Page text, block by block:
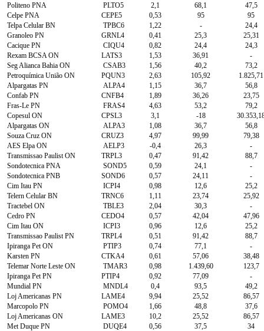
Politeno PNA
PLTO5 2,1 68,1
47,5
Celpe PNA
CEPE5 0,53 95
95
Telpa Celular BN
TPBC6 1,22 -
24,4
Granoleo PN
GRNL4 0,41 25,3
25,31
Cacique PN
CIQU4 0,82 24,4
24,3
Rexam BCSA ON
LATS3 1,53 36,91
-
Seg Alianca Bahia ON
CSAB3 1,56 40,2
73,2
Petroquímica União ON
PQUN3 2,63 105,92
1.825,71
Alpargatas PN
ALPA4 1,15 36,7
56,8
Confab PN
CNFB4 1,89 36,26
23,75
Fras-Le PN
FRAS4 4,63 53,2
79,2
Copesul ON
CPSL3 3,1 -18
Alpargatas ON
ALPA3 1,08 36,7
56,8
Souza Cruz ON
CRUZ3 4,97 99,99
79,38
AES Elpa ON
AELP3 -0,4 26,3
-
Transmissao Paulist ON
TRPL3 0,47 91,42
88,7
Sondotecnica PNA
SOND5 0,59 24,1
-
Sondotecnica PNB
SOND6 0,57 24,11
-
Cim Itau PN
ICPI4 0,98 12,6
25,2
Telern Celular BN
TRNC6 1,11 23,74
25,92
Tractebel ON
TBLE3 2,04 30,3
-
Cedro PN
CEDO4 0,57 42,04
47,96
Cim Itau ON
ICPI3 0,96 12,6
25,2
Transmissao Paulist PN
TRPL4 0,51 91,42
88,7
Ipiranga Pet ON
PTIP3 0,74 77,1
-
Karsten PN
CTKA4 0,61 57,06
38,48
Telemar Norte Leste ON
TMAR3 0,98 1.439,60
123,7
Ipiranga Pet PN
PTIP4 0,92 77,09
-
Mundial PN
MNDL4 0,4 93,5
49,2
Loj Americanas PN
LAME4 9,94 25,52
86,57
Marcopolo PN
POMO4 1,66 48,8
37,6
Loj Americanas ON
LAME3 10,2 25,52
86,57
Met Duque PN
DUQE4 0,56 37,5
34